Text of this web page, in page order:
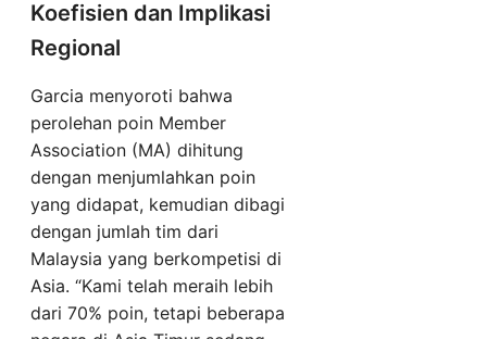
Koefisien dan Implikasi
Regional
Garcia menyoroti bahwa
perolehan poin Member
Association (MA) dihitung
dengan menjumlahkan poin
yang didapat, kemudian dibagi
dengan jumlah tim dari
Malaysia yang berkompetisi di
Asia. “Kami telah meraih lebih
dari 70% poin, tetapi beberapa